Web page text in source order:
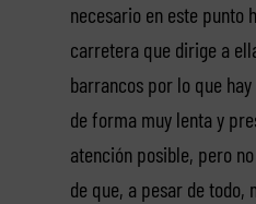
necesario en este punto
carretera que dirige a
barrancos por lo que
de forma muy lenta y
atención posible, pero
de que, a pesar de todo,